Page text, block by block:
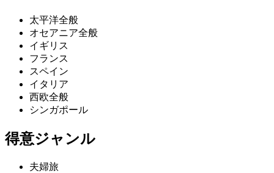
太平洋全般
オセアニア全般
イギリス
フランス
スペイン
イタリア
西欧全般
シンガポール
得意ジャンル
夫婦旅